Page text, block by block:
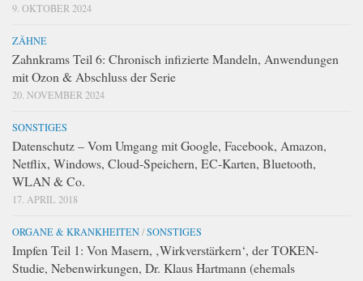
9. OKTOBER 2024
ZÄHNE
Zahnkrams Teil 6: Chronisch infizierte Mandeln, Anwendungen
mit Ozon & Abschluss der Serie
20. NOVEMBER 2024
SONSTIGES
Datenschutz – Vom Umgang mit Google, Facebook, Amazon,
Netflix, Windows, Cloud-Speichern, EC-Karten, Bluetooth,
WLAN & Co.
17. APRIL 2018
ORGANE & KRANKHEITEN/SONSTIGES
Impfen Teil 1: Von Masern, ‚Wirkverstärkern‘, der TOKEN-
Studie, Nebenwirkungen, Dr. Klaus Hartmann (ehemals